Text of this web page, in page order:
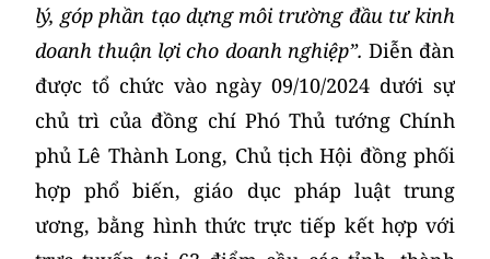
lý, góp phần tạo dựng môi trường đầu tư kinh
doanh thuận lợi cho doanh nghiệp”. Diễn đàn
được tổ chức vào ngày 09/10/2024 dưới sự
chủ trì của đồng chí Phó Thủ tướng Chính
phủ Lê Thành Long, Chủ tịch Hội đồng phối
hợp phổ biến, giáo dục pháp luật trung
ương, bằng hình thức trực tiếp kết hợp với